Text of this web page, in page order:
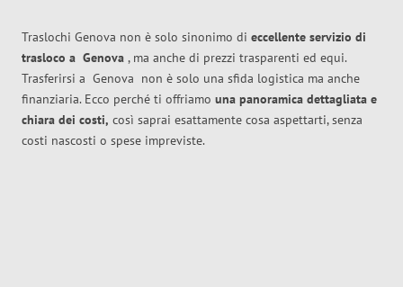
Traslochi Genova non è solo sinonimo di eccellente servizio di
trasloco a Genova , ma anche di prezzi trasparenti ed equi.
Trasferirsi a Genova non è solo una sfida logistica ma anche
finanziaria. Ecco perché ti offriamo una panoramica dettagliata e
chiara dei costi, così saprai esattamente cosa aspettarti, senza
costi nascosti o spese impreviste.